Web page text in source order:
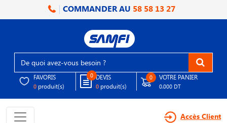
COMMANDER AU 58 58 13 27
FAVORIS
0 produit(s)
0 DEVIS
0 produit(s)
0 VOTRE PANIER
0.000 DT
Accès Client